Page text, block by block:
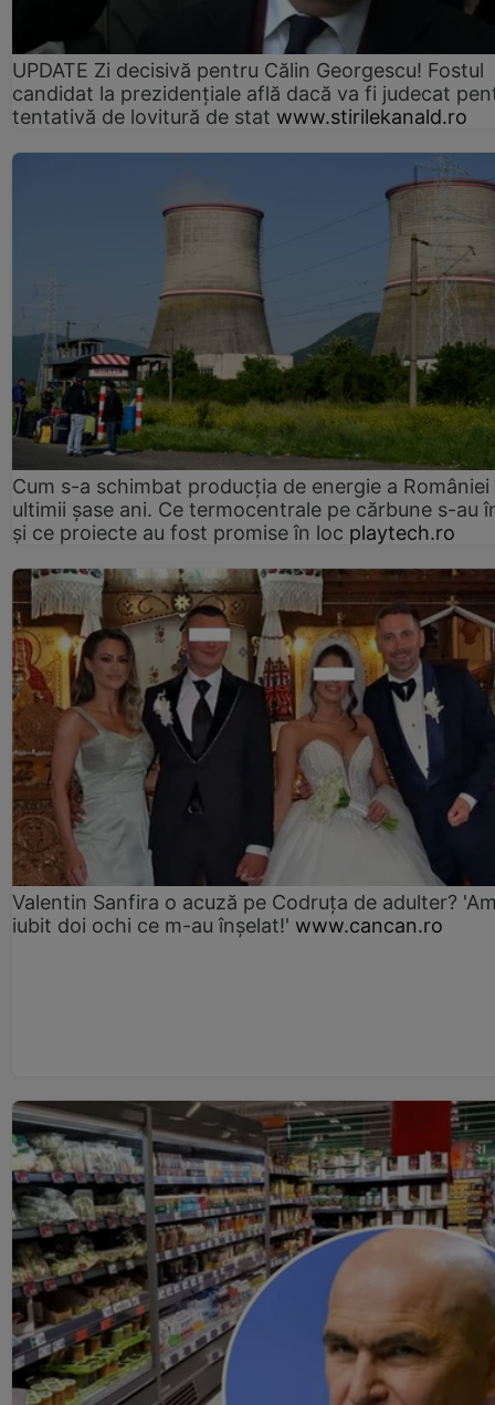
UPDATE Zi decisivă pentru Călin Georgescu! Fostul
candidat la prezidențiale află dacă va fi judecat
tentativă de lovitură de stat www.stirilekanald.ro
Cum s-a schimbat producția de energie a României
ultimii șase ani. Ce termocentrale pe cărbune s-au
și ce proiecte au fost promise în loc playtech.ro
Valentin Sanfira o acuză pe Codruța de adulter?
iubit doi ochi ce m-au înșelat!' www.cancan.ro